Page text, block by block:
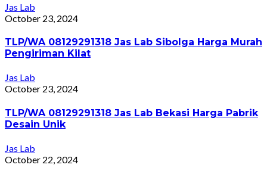
Jas Lab
October 23, 2024
TLP/WA 08129291318 Jas Lab Sibolga Harga Murah
Pengiriman Kilat
Jas Lab
October 23, 2024
TLP/WA 08129291318 Jas Lab Bekasi Harga Pabrik
Desain Unik
Jas Lab
October 22, 2024